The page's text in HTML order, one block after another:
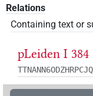
Relations
Containing text or
pLeiden I